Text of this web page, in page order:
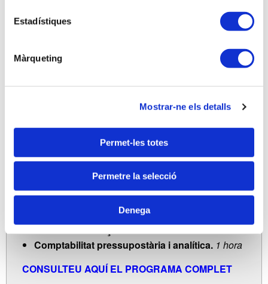
Estadístiques
Màrqueting
Mostrar-ne els detalls
Permet-les totes
Permetre la selecció
Denega
relacionats amb els vostres despatxos i que creieu
PROGRAMA
Normativa, obligacions comptables i fiscals.
hora
Anàlisi de Comptes Anuals.4 hores
A)Estructura del Balanç y les seves masses
C)Comptabilització de temes específics.
Breu introducció als estats de ECPN i EFE.
Comptabilitat pressupostària i analítica. 1 hora
CONSULTEU AQUÍ EL PROGRAMA COMPLET